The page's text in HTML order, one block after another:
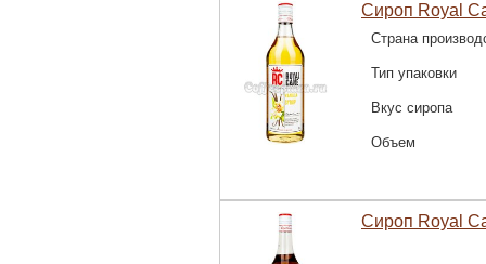
Сироп Royal
Страна
Тип упаковки
Вкус сиропа
Объем
Сироп Royal